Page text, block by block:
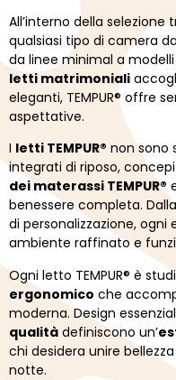
All’interno della selezione
qualsiasi tipo di camera
da linee minimal a
letti matrimoniali
eleganti, TEMPUR® offre
aspettative.
I letti TEMPUR® non sono
integrati di riposo,
dei materassi TEMPUR®
benessere completa.
di personalizzazione,
ambiente raffinato e
Ogni letto TEMPUR® è
ergonomico che
moderna. Design
qualità definiscono un’
chi desidera unire
notte.